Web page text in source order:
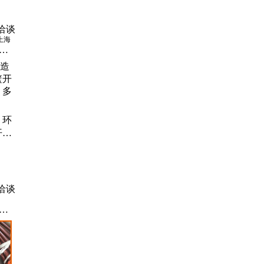
谈
海
环
孔
谈